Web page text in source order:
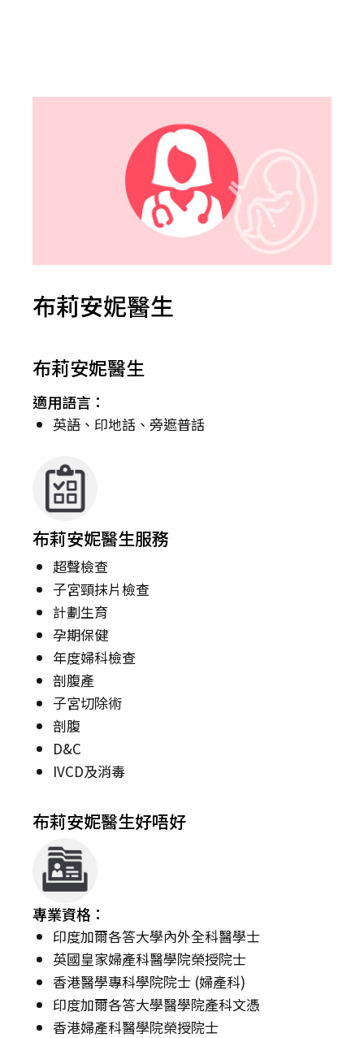
布莉安妮醫生
布莉安妮醫生
適用語言：
英語、印地話、旁遮普話
布莉安妮醫生服務
超聲檢查
子宮頸抹片檢查
計劃生育
孕期保健
年度婦科檢查
剖腹產
子宮切除術
剖腹
D&C
IVCD及消毒
布莉安妮醫生好唔好
專業資格：
印度加爾各答大學內外全科醫學士
英國皇家婦產科醫學院榮授院士
香港醫學專科學院院士 (婦產科)
印度加爾各答大學醫學院產科文憑
香港婦產科醫學院榮授院士